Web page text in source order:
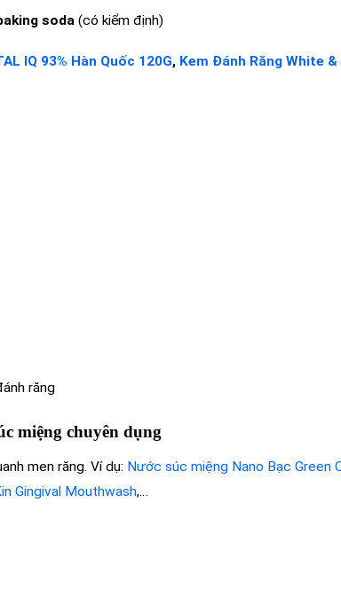
soda (có kiểm định)
IQ 93% Hàn Quốc 120G, Kem Đánh Răng White
răng
miệng chuyên dụng
men răng. Ví dụ: Nước súc miệng Nano Bạc Green
Gingival Mouthwash,…